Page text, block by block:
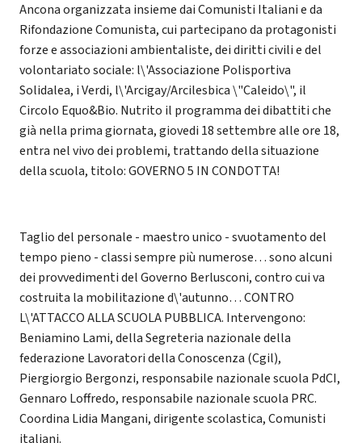
Ancona organizzata insieme dai Comunisti Italiani e da
Rifondazione Comunista, cui partecipano da protagonisti
forze e associazioni ambientaliste, dei diritti civili e del
volontariato sociale: l\'Associazione Polisportiva
Solidalea, i Verdi, l\'Arcigay/Arcilesbica \"Caleido\", il
Circolo Equo&Bio. Nutrito il programma dei dibattiti che
già nella prima giornata, giovedi 18 settembre alle ore 18,
entra nel vivo dei problemi, trattando della situazione
della scuola, titolo: GOVERNO 5 IN CONDOTTA!
Taglio del personale - maestro unico - svuotamento del
tempo pieno - classi sempre più numerose… sono alcuni
dei provvedimenti del Governo Berlusconi, contro cui va
costruita la mobilitazione d\'autunno… CONTRO
L\'ATTACCO ALLA SCUOLA PUBBLICA. Intervengono:
Beniamino Lami, della Segreteria nazionale della
federazione Lavoratori della Conoscenza (Cgil),
Piergiorgio Bergonzi, responsabile nazionale scuola PdCI,
Gennaro Loffredo, responsabile nazionale scuola PRC.
Coordina Lidia Mangani, dirigente scolastica, Comunisti
italiani.